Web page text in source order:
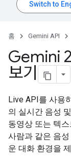
홈 Gemini API
Gemini 2
보기
Live API를 사용
의 실시간 음성
동영상 또는 텍
사람과 같은 음
운 대화 환경을